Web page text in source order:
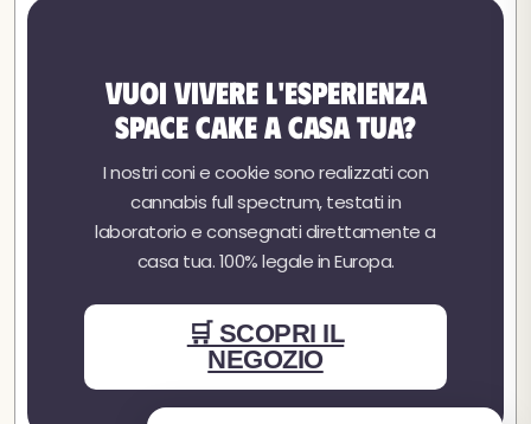
Vuoi vivere l'esperienza
Space Cake a casa tua?
I nostri coni e cookie sono realizzati con
cannabis full spectrum, testati in
laboratorio e consegnati direttamente a
casa tua. 100% legale in Europa.
🛒 SCOPRI IL
NEGOZIO